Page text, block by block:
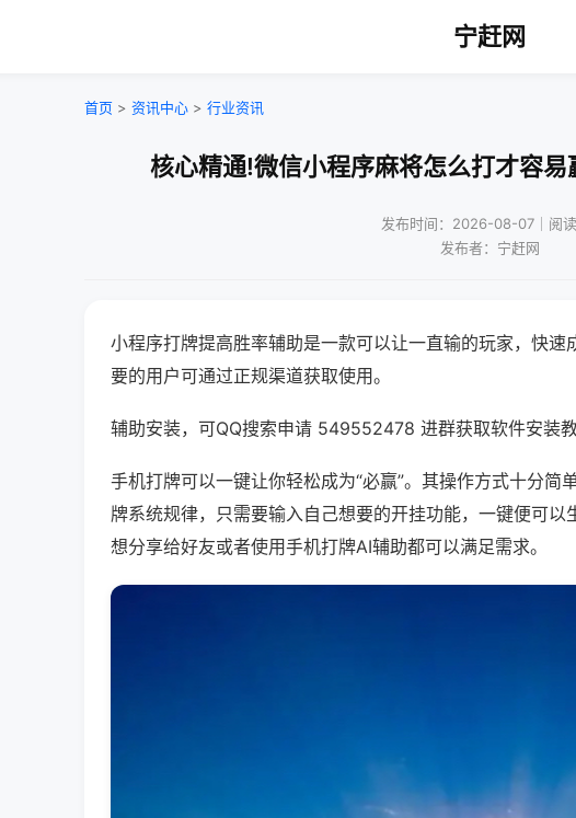
宁赶网
首页 > 资讯中心 > 行业资讯
核心精通!微信小程序麻将怎么打才容
发布时间：2026-08-07｜阅
发布者：宁赶网
小程序打牌提高胜率辅助是一款可以让一直输的玩家，快速
要的用户可通过正规渠道获取使用。
辅助安装，可QQ搜索申请 549552478 进群获取软件安装
手机打牌可以一键让你轻松成为“必赢”。其操作方式十分简
牌系统规律，只需要输入自己想要的开挂功能，一键便可
想分享给好友或者使用手机打牌AI辅助都可以满足需求。